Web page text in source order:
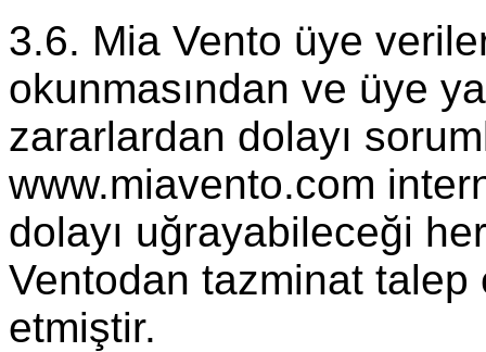
3.6. Mia Vento üye
okunmasından ve üye
zararlardan dolayı
www.miavento.com
dolayı uğrayabileceği
Ventodan tazminat
etmiştir.